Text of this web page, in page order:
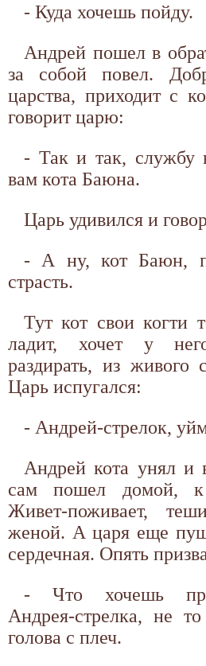
- Куда хочешь пойду.
Андрей пошел в
за собой повел.
царства, приходит с
говорит царю:
- Так и так, службу
вам кота Баюна.
Царь удивился и
- А ну, кот Баюн,
страсть.
Тут кот свои когти
ладит, хочет у
раздирать, из живого
Царь испугался:
- Андрей-стрелок,
Андрей кота унял и
сам пошел домой, к
Живет-поживает,
женой. А царя еще
сердечная. Опять
- Что хочешь
Андрея-стрелка, не
голова с плеч.